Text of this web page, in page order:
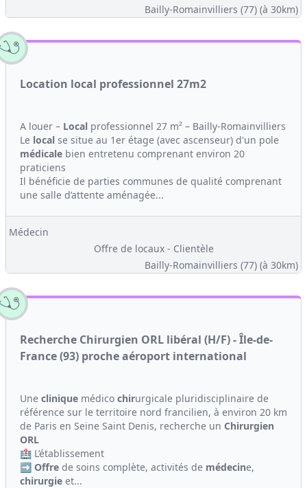
Bailly-Romainvilliers (77) (à 30km)
Location local professionnel 27m2
A louer – Local professionnel 27 m² – Bailly-Romainvilliers
Le local se situe au 1er étage (avec ascenseur) d'un pole
médicale bien entretenu comprenant environ 20
praticiens
Il bénéficie de parties communes de qualité comprenant
une salle d’attente aménagée...
Médecin
Offre de locaux - Clientèle
Bailly-Romainvilliers (77) (à 30km)
Recherche Chirurgien ORL libéral (H/F) - Île-de-
France (93) proche aéroport international
Une clinique médico chirurgicale pluridisciplinaire de
référence sur le territoire nord francilien, à environ 20 km
de Paris en Seine Saint Denis, recherche un Chirurgien
ORL
🏥 L’établissement
➡️ Offre de soins complète, activités de médecine,
chirurgie et...